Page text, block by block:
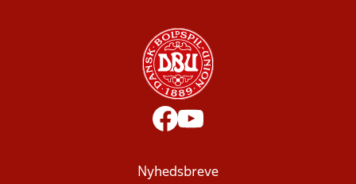
Nyhedsbreve